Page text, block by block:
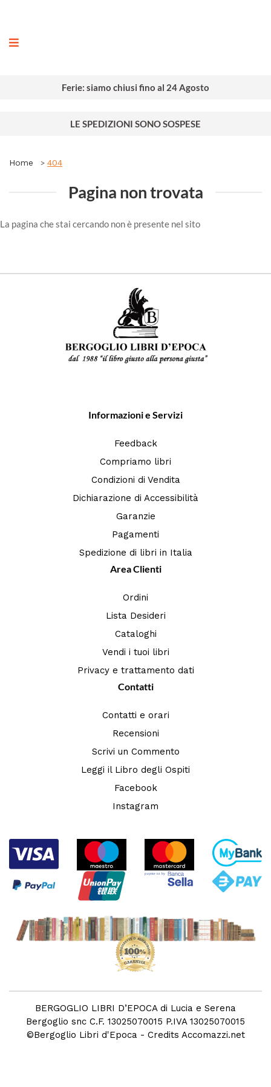
Ferie: siamo chiusi fino al 24 Agosto
LE SPEDIZIONI SONO SOSPESE
Home 404
Pagina non trovata
La pagina che stai cercando non è presente nel sito
Informazioni e Servizi
Feedback
Compriamo libri
Condizioni di Vendita
Dichiarazione di Accessibilità
Garanzie
Pagamenti
Spedizione di libri in Italia
Area Clienti
Ordini
Lista Desideri
Cataloghi
Vendi i tuoi libri
Privacy e trattamento dati
Contatti
Contatti e orari
Recensioni
Scrivi un Commento
Leggi il Libro degli Ospiti
Facebook
Instagram
BERGOGLIO LIBRI D’EPOCA di Lucia e Serena
Bergoglio snc C.F. 13025070015 P.IVA 13025070015
©Bergoglio Libri d'Epoca - Credits Accomazzi.net